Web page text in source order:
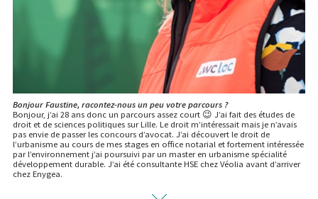
Bonjour Faustine, racontez-nous un peu votre parcours ?
Bonjour, j’ai 28 ans donc un parcours assez court 😉 J’ai fait des études de
droit et de sciences politiques sur Lille. Le droit m’intéressait mais je n’avais
pas envie de passer les concours d’avocat. J’ai découvert le droit de
l’urbanisme au cours de mes stages en office notarial et fortement intéressée
par l’environnement j’ai poursuivi par un master en urbanisme spécialité
développement durable. J’ai été consultante HSE chez Véolia avant d’arriver
chez Enygea.